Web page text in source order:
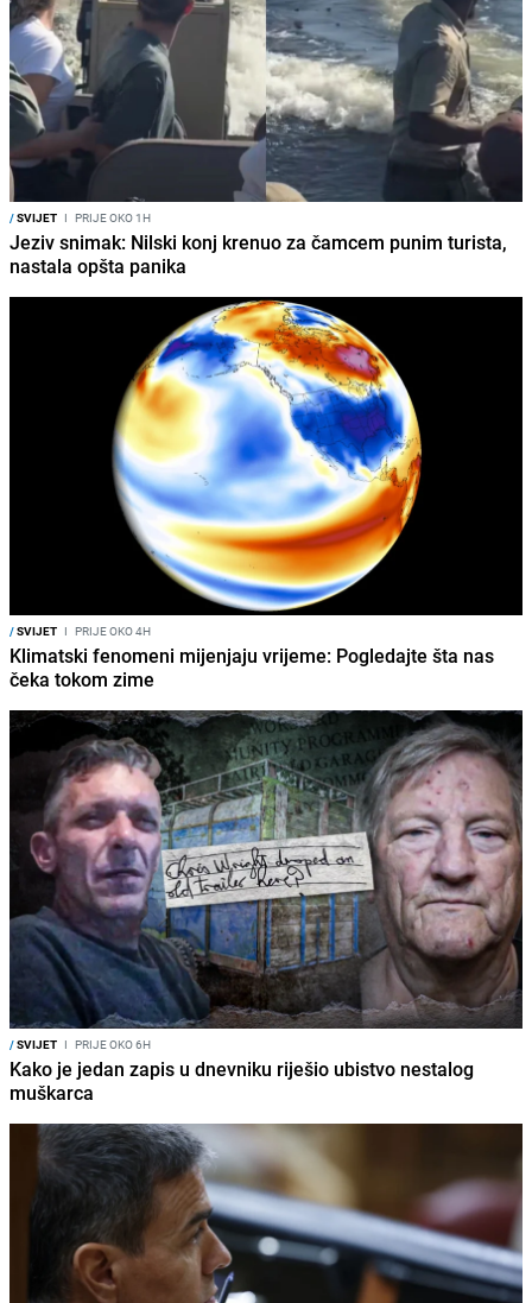
/SVIJET I PRIJE OKO 1H
Jeziv snimak: Nilski konj krenuo za čamcem punim turista,
nastala opšta panika
/SVIJET I PRIJE OKO 4H
Klimatski fenomeni mijenjaju vrijeme: Pogledajte šta nas
čeka tokom zime
/SVIJET I PRIJE OKO 6H
Kako je jedan zapis u dnevniku riješio ubistvo nestalog
muškarca